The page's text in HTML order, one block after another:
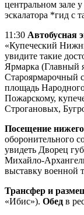
центральном зале
эскалатора *гид с
11:30 Автобусная
«Купеческий
увидите такие
Ярмарка (Главный
Староярмарочный
площадь
Пожарскому,
Строгановых,
Посещение
оборонительного
увидеть Дворец
Михайло-
выставку военной
Трансфер и
«Ибис»). Обед в